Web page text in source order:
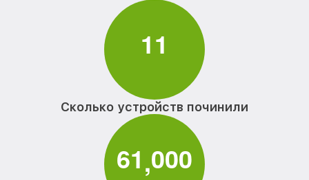
11
Сколько устройств починили
61,000